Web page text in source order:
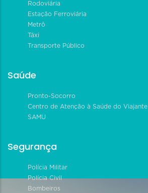
Rodoviária
Estação Ferroviária
Metrô
Táxi
Transporte Público
Saúde
Pronto-Socorro
Centro de Atenção à Saúde do Viajante
SAMU
Segurança
Polícia Militar
Polícia Civil
Bombeiros